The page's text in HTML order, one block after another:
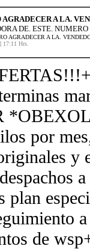
AGRADECER A LA.
DE. ESTE.
AGRADECER A LA.
17:11 Hrs.
por
y
plan
de